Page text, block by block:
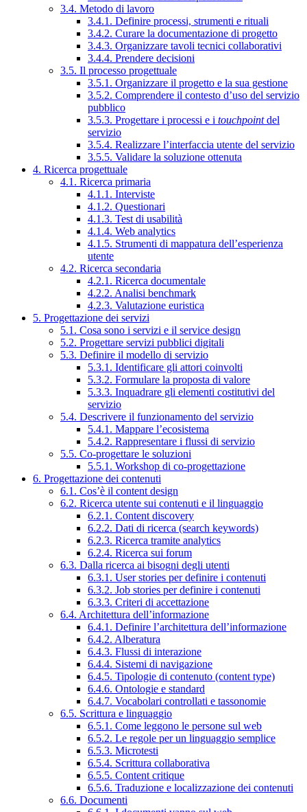
3.4. Metodo di lavoro
3.4.1. Definire processi, strumenti e rituali
3.4.2. Curare la documentazione di progetto
3.4.3. Organizzare tavoli tecnici collaborativi
3.4.4. Prendere decisioni
3.5. Il processo progettuale
3.5.1. Organizzare il progetto e la sua gestione
3.5.2. Comprendere il contesto d’uso del servizio
pubblico
3.5.3. Progettare i processi e i touchpointdel
servizio
3.5.4. Realizzare l’interfaccia utente del servizio
3.5.5. Validare la soluzione ottenuta
4. Ricerca progettuale
4.1. Ricerca primaria
4.1.1. Interviste
4.1.2. Questionari
4.1.3. Test di usabilità
4.1.4. Web analytics
4.1.5. Strumenti di mappatura dell’esperienza
utente
4.2. Ricerca secondaria
4.2.1. Ricerca documentale
4.2.2. Analisi benchmark
4.2.3. Valutazione euristica
5. Progettazione dei servizi
5.1. Cosa sono i servizi e il service design
5.2. Progettare servizi pubblici digitali
5.3. Definire il modello di servizio
5.3.1. Identificare gli attori coinvolti
5.3.2. Formulare la proposta di valore
5.3.3. Inquadrare gli elementi costitutivi del
servizio
5.4. Descrivere il funzionamento del servizio
5.4.1. Mappare l’ecosistema
5.4.2. Rappresentare i flussi di servizio
5.5. Co-progettare le soluzioni
5.5.1. Workshop di co-progettazione
6. Progettazione dei contenuti
6.1. Cos’è il content design
6.2. Ricerca utente sui contenuti e il linguaggio
6.2.1. Content discovery
6.2.2. Dati di ricerca (search keywords)
6.2.3. Ricerca tramite analytics
6.2.4. Ricerca sui forum
6.3. Dalla ricerca ai bisogni degli utenti
6.3.1. User stories per definire i contenuti
6.3.2. Job stories per definire i contenuti
6.3.3. Criteri di accettazione
6.4. Architettura dell’informazione
6.4.1. Definire l’architettura dell’informazione
6.4.2. Alberatura
6.4.3. Flussi di interazione
6.4.4. Sistemi di navigazione
6.4.5. Tipologie di contenuto (content type)
6.4.6. Ontologie e standard
6.4.7. Vocabolari controllati e tassonomie
6.5. Scrittura e linguaggio
6.5.1. Come leggono le persone sul web
6.5.2. Le regole per un linguaggio semplice
6.5.3. Microtesti
6.5.4. Scrittura collaborativa
6.5.5. Content critique
6.5.6. Traduzione e localizzazione dei contenuti
6.6. Documenti